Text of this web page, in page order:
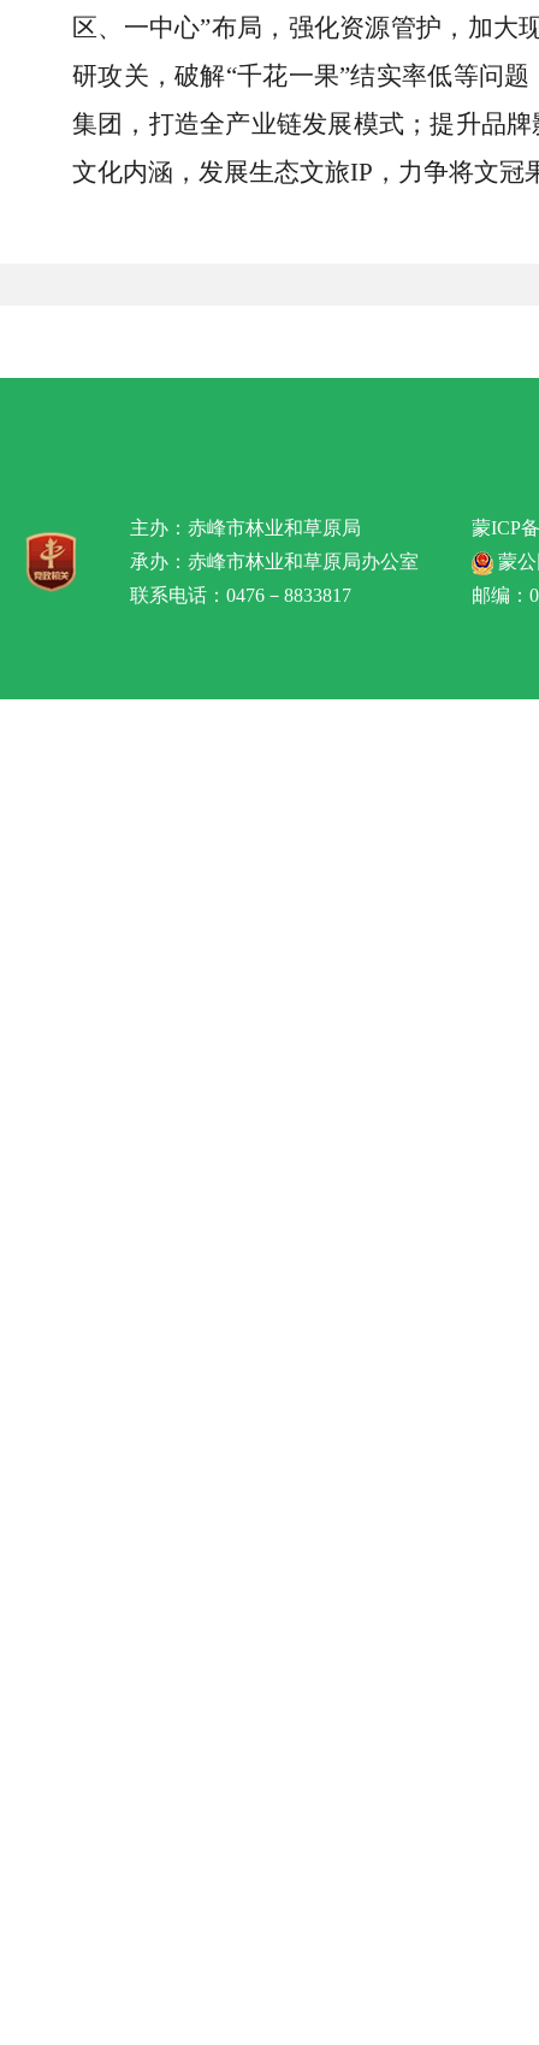
区、一中心”布局，强化资源管护，加大
研攻关，破解“千花一果”结实率低等问
集团，打造全产业链发展模式；提升品
文化内涵，发展生态文旅IP，力争将文
主办：赤峰市林业和草原局
承办：赤峰市林业和草原局办公室
联系电话：0476－8833817
蒙ICP
蒙公
邮编：